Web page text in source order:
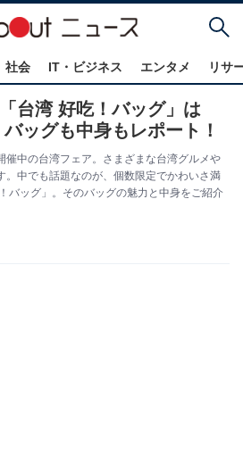
社会 IT・ビジネス エンタメ リサ
台湾 好吃！バッグ」は
ッグも中身もレポート！
催中の台湾フェア。さまざまな台湾グルメや
。中でも話題なのが、個数限定でかわいさ満
バッグ」。そのバッグの魅力と中身をご紹介